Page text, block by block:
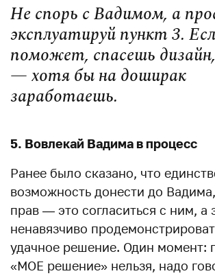
Не спорь с Вадимом, а
эксплуатируй пункт 3.
поможет, спасешь
— хотя бы на доширак
заработаешь.
5. Вовлекай Вадима в процесс
Ранее было сказано, что
возможность донести до
прав — это согласиться с ним, а
ненавязчиво
удачное решение. Один момент:
«МОЕ решение» нельзя, надо